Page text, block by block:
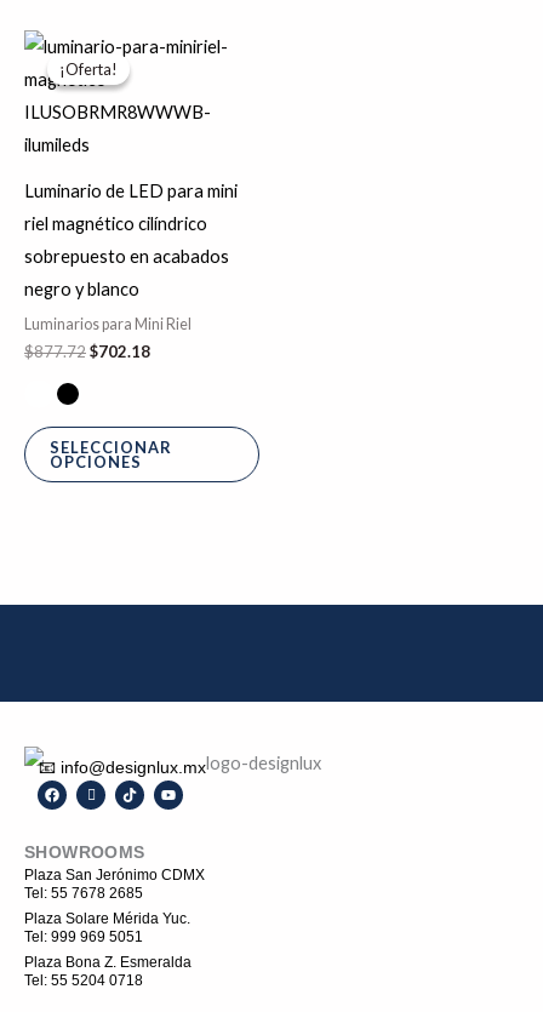
¡Oferta!
¡Oferta!
Luminario de LED para mini
riel magnético cilíndrico
sobrepuesto en acabados
negro y blanco
Luminarios para Mini Riel
$877.72
precio
original
$877.72.
$702.18
precio
$702.18.
SELECCIONAR
OPCIONES
📧 info@designlux.mx
F
a
b
o
o
k
I
c
-
i
n
s
t
a
g
r
a
m
T
i
o
k
Y
o
b
e
SHOWROOMS
Plaza San Jerónimo CDMX
Tel: 55 7678 2685
Plaza Solare Mérida Yuc.
Tel: 999 969 5051
Plaza Bona Z. Esmeralda
Tel: 55 5204 0718